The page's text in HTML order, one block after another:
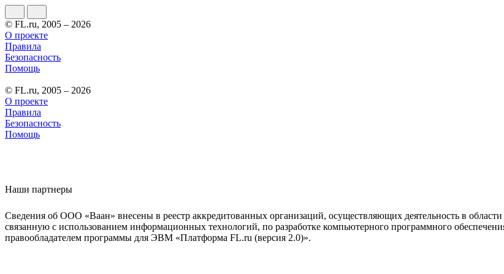
© FL.ru, 2005 – 2026
О проекте
Правила
Безопасность
Помощь
© FL.ru, 2005 – 2026
О проекте
Правила
Безопасность
Помощь
Наши партнеры
Сведения об ООО «Ваан» внесены в реестр аккредитованных организаций, осуществляющих деятельность в
связанную с использованием информационных технологий, по разработке компьютерного программного
правообладателем программы для ЭВМ «Платформа FL.ru (версия 2.0)».